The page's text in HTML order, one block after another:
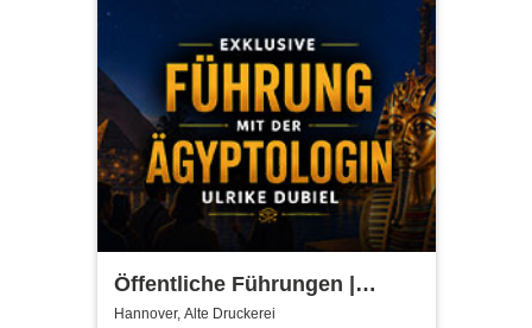
Öffentliche Führungen |
TUTANCHAMUN | Hannover -
Hannover, Alte Druckerei